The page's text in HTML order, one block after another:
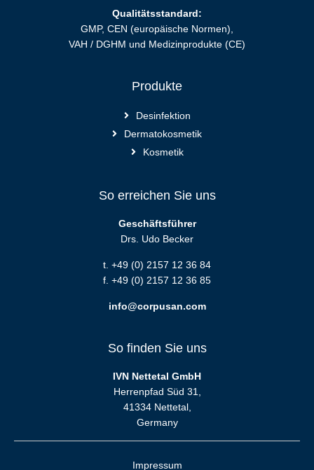
Qualitätsstandard:
GMP, CEN (europäische Normen),
VAH / DGHM und Medizinprodukte (CE)
Produkte
Desinfektion
Dermatokosmetik
Kosmetik
So erreichen Sie uns
Geschäftsführer
Drs. Udo Becker
t. +49 (0) 2157 12 36 84
f. +49 (0) 2157 12 36 85
info@corpusan.com
So finden Sie uns
IVN Nettetal GmbH
Herrenpfad Süd 31,
41334 Nettetal,
Germany
Impressum